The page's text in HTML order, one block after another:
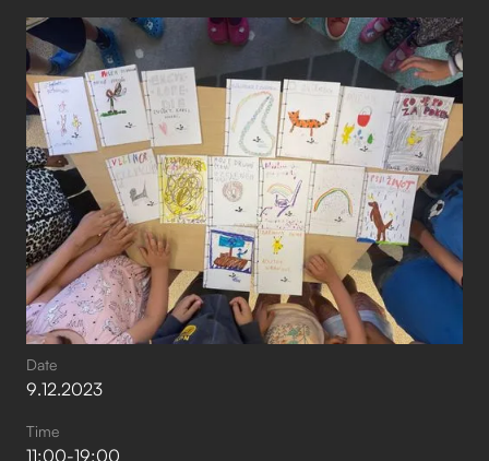
Date
9.12.2023
Time
11:00-19:00